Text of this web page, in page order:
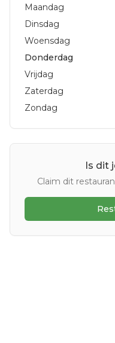
Maandag
Dinsdag
Woensdag
Donderdag
Vrijdag
Zaterdag
Zondag
Is dit
Claim dit